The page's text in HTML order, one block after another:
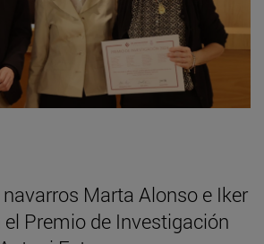
Marta Alonso e Iker
Premio de Investigación